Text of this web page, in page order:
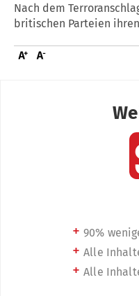
Nach dem
britischen Parteien